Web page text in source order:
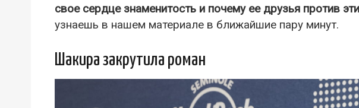
свое сердце знаменитость и почему ее друзья против
узнаешь в нашем материале в ближайшие пару минут.
Шакира закрутила роман